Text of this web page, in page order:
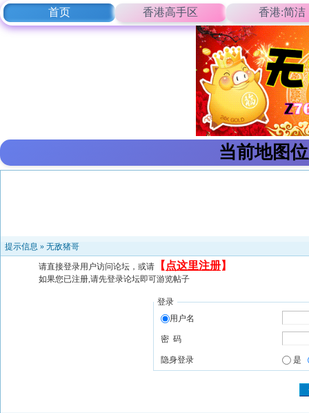
首页 香港高手区 香港:简洁
当前地图
提示信息 » 无敌猪哥
请直接登录用户访问论坛，或请 【 点这里注册】
如果您已注册,请先登录论坛即可游览帖子
登录
用户名
密 码
隐身登录 是